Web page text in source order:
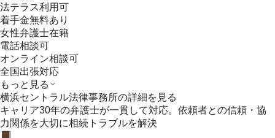
法テラス利用可
着手金無料あり
女性弁護士在籍
電話相談可
オンライン相談可
全国出張対応
もっと見る
横浜セントラル法律事務所の詳細を見る
キャリア30年の弁護士が一貫して対応。依頼者との信頼・協
力関係を大切に相続トラブルを解決